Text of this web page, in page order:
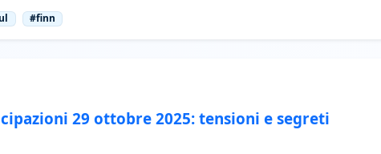
#finn
29 ottobre 2025: tensioni e segreti